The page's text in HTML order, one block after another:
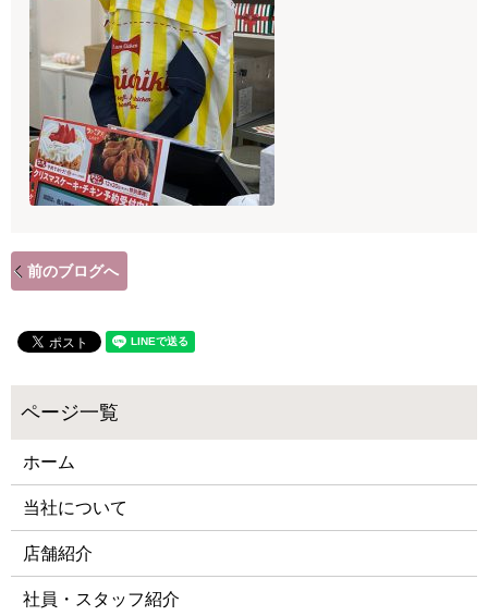
前のブログへ
ホーム
当社について
店舗紹介
社員・スタッフ紹介